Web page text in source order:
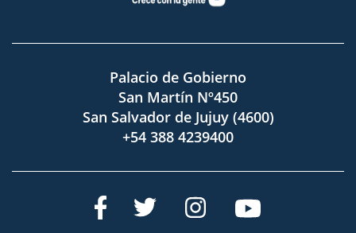
Palacio de Gobierno
San Martín Nº450
San Salvador de Jujuy (4600)
+54 388 4239400